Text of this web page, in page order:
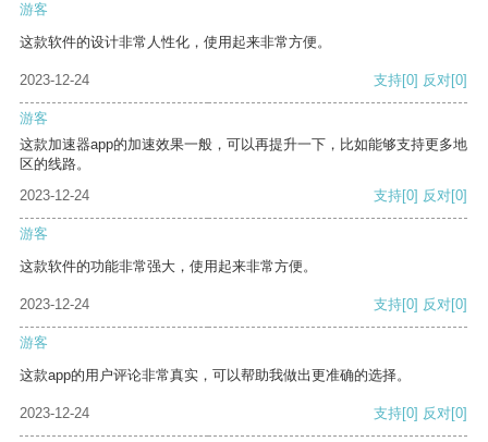
游客
这款软件的设计非常人性化，使用起来非常方便。
2023-12-24 支持[0] 反对[0]
游客
这款加速器app的加速效果一般，可以再提升一下，比如能够支持更多地
区的线路。
2023-12-24
支持[0] 反对[0]
游客
这款软件的功能非常强大，使用起来非常方便。
2023-12-24 支持[0] 反对[0]
游客
这款app的用户评论非常真实，可以帮助我做出更准确的选择。
2023-12-24 支持[0] 反对[0]